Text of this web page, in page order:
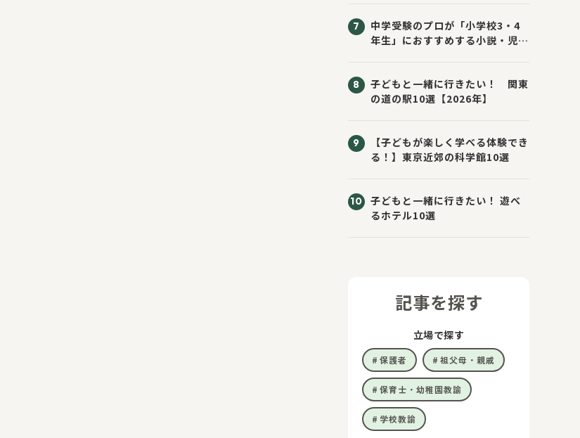
中学受験のプロが「小学校3・4
年生」におすすめする小説・児童
子どもと一緒に行きたい！ 関東
の道の駅10選【2026年】
【子どもが楽しく学べる体験でき
る！】東京近郊の科学館10選
子どもと一緒に行きたい！ 遊べ
るホテル10選
記事を探す
立場で探す
保護者 祖父母・親戚
保育士・幼稚園教諭
学校教諭